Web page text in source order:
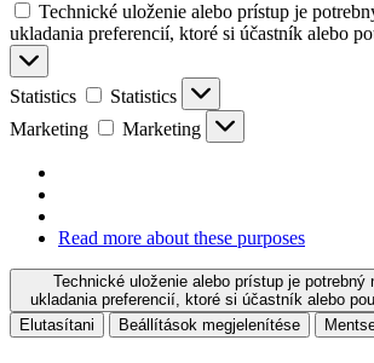
Technické uloženie alebo prístup je
ukladania preferencií, ktoré si účastník alebo
Statistics
Statistics
Marketing
Marketing
Read more about these purposes
Technické uloženie alebo prístup je potrebný
ukladania preferencií, ktoré si účastník alebo
Elutasítani
Beállítások megjelenítése